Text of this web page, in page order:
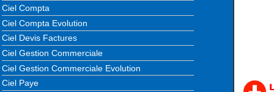
Ciel Compta
Ciel Compta Evolution
Ciel Devis Factures
Ciel Gestion Commerciale
Ciel Gestion Commerciale Evolution
Ciel Paye